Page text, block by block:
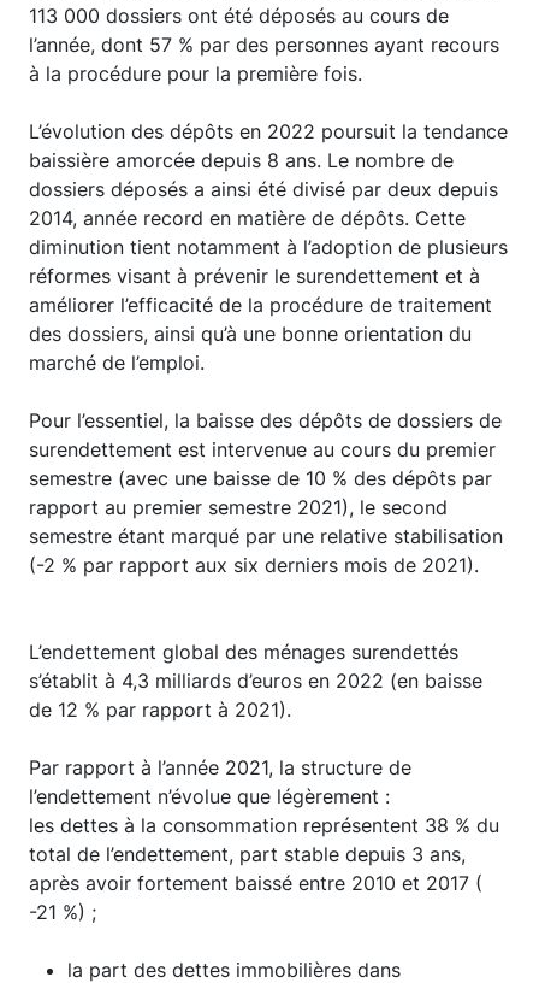
113 000 dossiers ont été déposés au cours de
l’année, dont 57 % par des personnes ayant recours
à la procédure pour la première fois.
L’évolution des dépôts en 2022 poursuit la tendance
baissière amorcée depuis 8 ans. Le nombre de
dossiers déposés a ainsi été divisé par deux depuis
2014, année record en matière de dépôts. Cette
diminution tient notamment à l’adoption de plusieurs
réformes visant à prévenir le surendettement et à
améliorer l’efficacité de la procédure de traitement
des dossiers, ainsi qu’à une bonne orientation du
marché de l’emploi.
Pour l’essentiel, la baisse des dépôts de dossiers de
surendettement est intervenue au cours du premier
semestre (avec une baisse de 10 % des dépôts par
rapport au premier semestre 2021), le second
semestre étant marqué par une relative stabilisation
(-2 % par rapport aux six derniers mois de 2021).
L’endettement global des ménages surendettés
s’établit à 4,3 milliards d’euros en 2022 (en baisse
de 12 % par rapport à 2021).
Par rapport à l’année 2021, la structure de
l’endettement n’évolue que légèrement :
les dettes à la consommation représentent 38 % du
total de l’endettement, part stable depuis 3 ans,
après avoir fortement baissé entre 2010 et 2017 (
-21 %) ;
la part des dettes immobilières dans